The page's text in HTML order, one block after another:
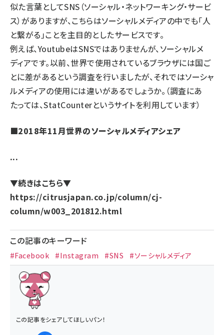
似た言葉としてSNS（ソーシャル・ネットワーキング・サービ
ス）がありますが、こちらはソーシャルメディアの中でも「人
と繋がる」ことを主目的としたサービスです。
例えば、YoutubeはSNSではありませんが、ソーシャルメ
ディアです。以前、世界で使用されているブラウザには国ご
とに差があるという調査を行いましたが、それではソーシャ
ルメディアの使用には違いがあるでしょうか。（調査にあ
たっては、StatCounterというサイトを利用しています）
■2018年11月世界のソーシャルメディアシェア
...
▼続きはこちら▼
https://citrusjapan.co.jp/column/cj-
column/w003_201812.html
この記事のキーワード
#Facebook #Instagram #SNS #ソーシャルメディア
この記事をシェアしてほしいパン！